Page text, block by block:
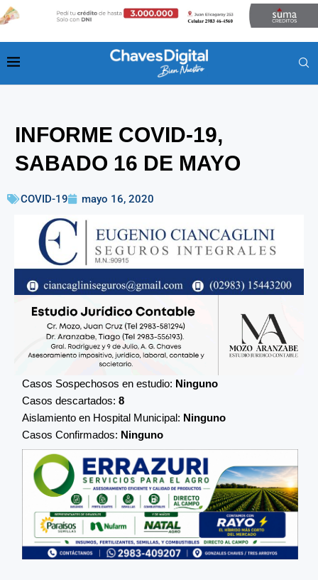
INFORME COVID-19,
SABADO 16 DE MAYO
COVID-19 mayo 16, 2020
Casos Sospechosos en estudio: Ninguno
Casos descartados: 8
Aislamiento en Hospital Municipal: Ninguno
Casos Confirmados: Ninguno